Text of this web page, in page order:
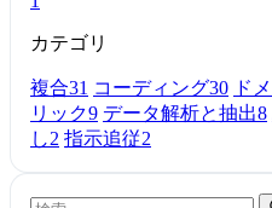
カテゴリ
複合31 コーディング30 ド
リック9 データ解析と抽出8
し2 指示追従2